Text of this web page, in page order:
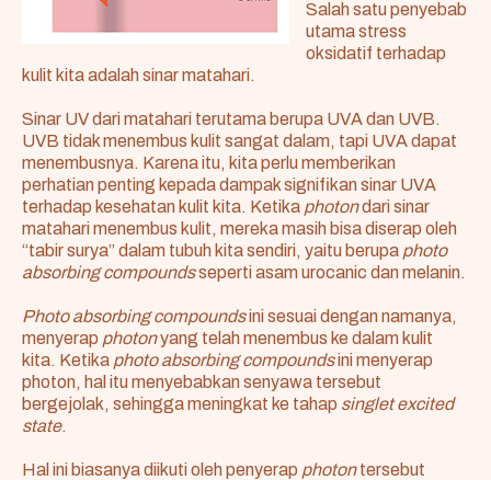
Salah satu penyebab
utama stress
oksidatif terhadap
kulit kita adalah sinar matahari.
Sinar UV dari matahari terutama berupa UVA dan UVB.
UVB tidak menembus kulit sangat dalam, tapi UVA dapat
menembusnya. Karena itu, kita perlu memberikan
perhatian penting kepada dampak signifikan sinar UVA
terhadap kesehatan kulit kita. Ketika photondari sinar
matahari menembus kulit, mereka masih bisa diserap oleh
“tabir surya” dalam tubuh kita sendiri, yaitu berupa photo
absorbing compoundsseperti asam urocanic dan melanin.
Photo absorbing compoundsini sesuai dengan namanya,
menyerap photonyang telah menembus ke dalam kulit
kita. Ketika photo absorbing compoundsini menyerap
photon, hal itu menyebabkan senyawa tersebut
bergejolak, sehingga meningkat ke tahap singlet excited
state.
Hal ini biasanya diikuti oleh penyerap photontersebut